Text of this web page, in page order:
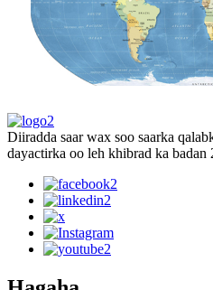
Diiradda saar wax soo saarka
dayactirka oo leh khibrad ka badan